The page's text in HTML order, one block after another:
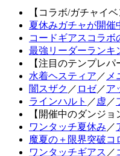
【コラボ/ガチャイベ
夏休みガチャが開催
コードギアスコラボ
最強リーダーランキ
【注目のテンプレパ
水着ヘスティア ／ メ
闇スザク ／ ロゼ／ア
ラインハルト ／ 虚 ／
【開催中のダンジョ
ワンタッチ夏休み ／
魔夏の＋限界突破コ
ワンタッチギアス ／